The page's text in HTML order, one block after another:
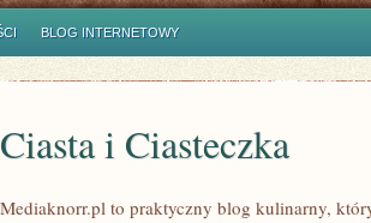
BLOG INTERNETOWY
Ciasta i Ciasteczka
Mediaknorr.pl to praktyczny blog kulinarny,